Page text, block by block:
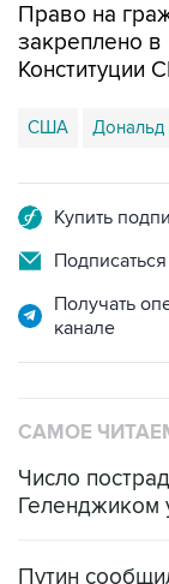
Право на
закреплено в
Конституции
США Дональд
Купить
Получать
канале
САМОЕ
Число
Геленджиком
Путин